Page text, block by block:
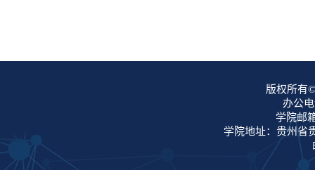
版权所有
办公
学院邮
学院地址：贵州省